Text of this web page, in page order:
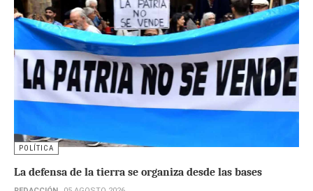
POLÍTICA
La defensa de la tierra se organiza desde las bases